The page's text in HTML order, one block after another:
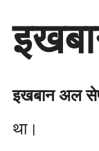
म
ग्री
प
एँ
इखबान अल
था।